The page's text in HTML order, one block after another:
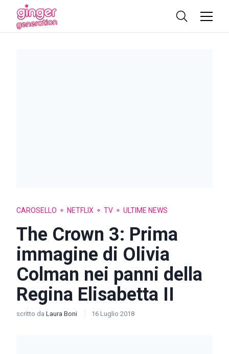
CAROSELLO NETFLIX TV ULTIME NEWS
The Crown 3: Prima
immagine di Olivia
Colman nei panni della
Regina Elisabetta II
scritto da Laura Boni 16 Luglio 2018